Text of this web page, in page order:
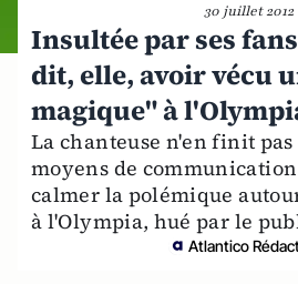
30 juillet 2012
Insultée par ses
dit, elle, avoir vécu
magique" à
La chanteuse n'en finit pas
moyens de
calmer la polémique
à l'Olympia, hué par le
Atlantico